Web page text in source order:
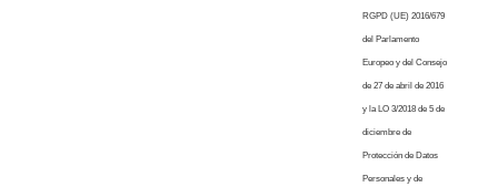
RGPD (UE) 2016/679
del Parlamento
Europeo y del Consejo
de 27 de abril de 2016
y la LO 3/2018 de 5 de
diciembre de
Protección de Datos
Personales y de